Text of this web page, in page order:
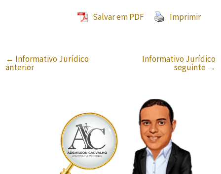
Salvar em PDF Imprimir
← Informativo Jurídico
anterior
Informativo Jurídico
seguinte →